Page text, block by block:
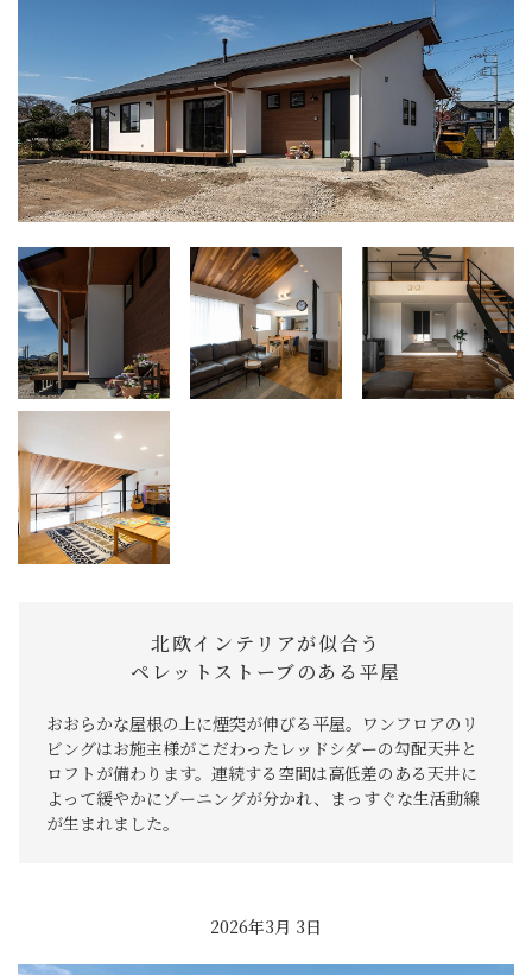
北欧インテリアが似合う
ペレットストーブのある平屋
おおらかな屋根の上に煙突が伸びる平屋。ワンフロアのリ
ビングはお施主様がこだわったレッドシダーの勾配天井と
ロフトが備わります。連続する空間は高低差のある天井に
よって緩やかにゾーニングが分かれ、まっすぐな生活動線
が生まれました。
2026年3月 3日